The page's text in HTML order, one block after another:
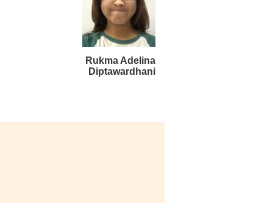
Rukma Adelina
Diptawardhani